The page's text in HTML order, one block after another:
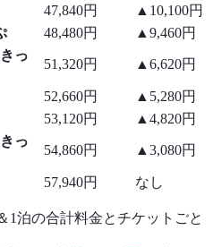
47,840円
▲10,100円
48,480円
▲9,460円
っ
51,320円 ▲6,620円
52,660円
▲5,280円
53,120円
▲4,820円
っ
54,860円 ▲3,080円
57,940円 なし
1泊の合計料金とチケットごと